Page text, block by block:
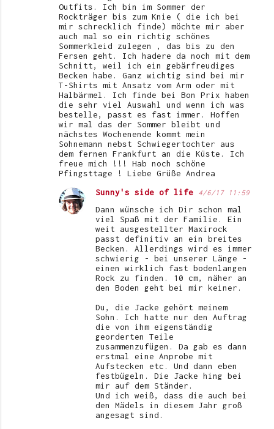
Outfits. Ich bin im Sommer der
Rockträger bis zum Knie ( die ich bei
mir schrecklich finde) möchte mir aber
auch mal so ein richtig schönes
Sommerkleid zulegen , das bis zu den
Fersen geht. Ich hadere da noch mit dem
Schnitt, weil ich ein gebärfreudiges
Becken habe. Ganz wichtig sind bei mir
T-Shirts mit Ansatz vom Arm oder mit
Halbärmel. Ich finde bei Bon Prix haben
die sehr viel Auswahl und wenn ich was
bestelle, passt es fast immer. Hoffen
wir mal das der Sommer bleibt und
nächstes Wochenende kommt mein
Sohnemann nebst Schwiegertochter aus
dem fernen Frankfurt an die Küste. Ich
freue mich !!! Hab noch schöne
Pfingsttage ! Liebe Grüße Andrea
Sunny's side of life 4/6/17 11:59
Dann wünsche ich Dir schon mal
viel Spaß mit der Familie. Ein
weit ausgestellter Maxirock
passt definitiv an ein breites
Becken. Allerdings wird es immer
schwierig - bei unserer Länge -
einen wirklich fast bodenlangen
Rock zu finden. 10 cm, näher an
den Boden geht bei mir keiner.
Du, die Jacke gehört meinem
Sohn. Ich hatte nur den Auftrag
die von ihm eigenständig
georderten Teile
zusammenzufügen. Da gab es dann
erstmal eine Anprobe mit
Aufstecken etc. Und dann eben
festbügeln. Die Jacke hing bei
mir auf dem Ständer.
Und ich weiß, dass die auch bei
den Mädels in diesem Jahr groß
angesagt sind.